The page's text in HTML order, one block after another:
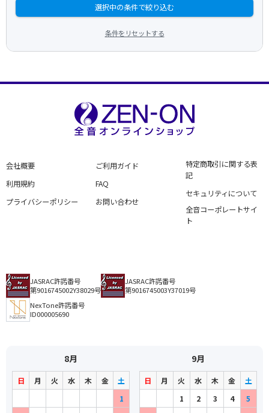
選択中の条件で絞り込む
条件をリセットする
会社概要
利用規約
プライバシーポリシー
ご利用ガイド
FAQ
お問い合わせ
特定商取引に関する表
記
セキュリティについて
全音コーポレートサイ
ト
JASRAC許諾番号
第9016745002Y38029号
JASRAC許諾番号
第9016745003Y37019号
NexTone許諾番号
ID000005690
8月
日 月 火 水 木 金
土
1
9月
日 月 火 水 木 金
土
1
2 3 4
5